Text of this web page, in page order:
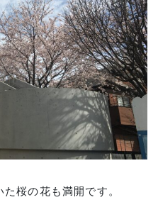
桜の花も満開です。